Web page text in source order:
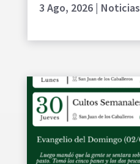
3 Ago, 2026| Noticias